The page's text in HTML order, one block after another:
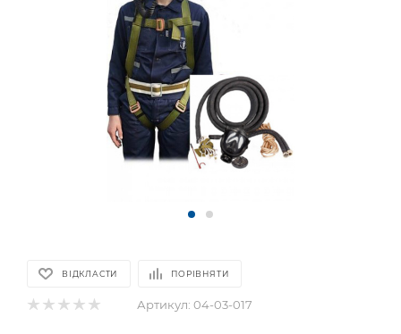
ВІДКЛАСТИ ПОРІВНЯТИ
Артикул: 04-03-017